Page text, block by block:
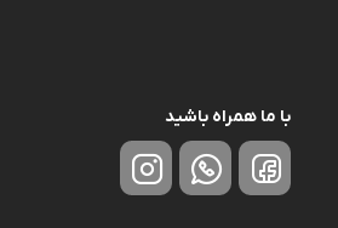
با ما همراه باشید